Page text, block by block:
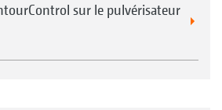
sur le pulvérisateur